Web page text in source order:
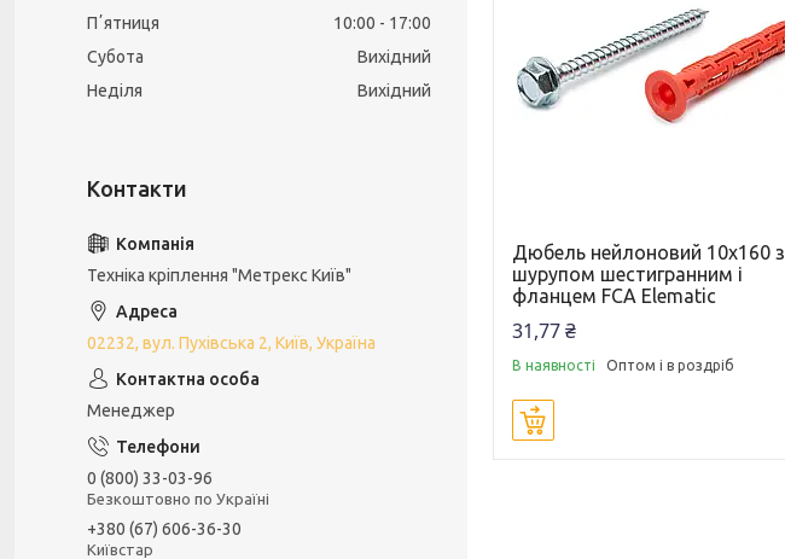
Дюбель нейлоновий 10х160 з
шурупом шестигранним і
фланцем FCA Elematic
31,77 ₴
В наявності Оптом і в роздріб
Пʼятниця
10:00
17:00
Субота
Вихідний
Неділя
Вихідний
Техніка кріплення "Метрекс Київ"
02232, вул. Пухівська 2, Київ, Україна
Менеджер
0 (800) 33-03-96
Безкоштовно по Україні
+380 (67) 606-36-30
Київстар